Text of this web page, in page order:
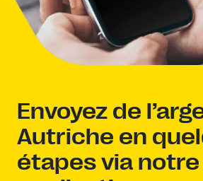
Envoyez de
Autriche en
étapes via notre